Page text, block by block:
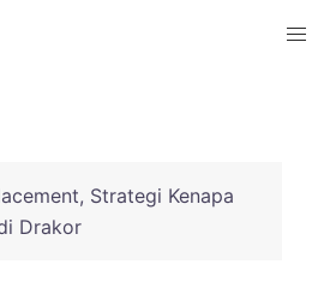
Strategi Kenapa
Drakor